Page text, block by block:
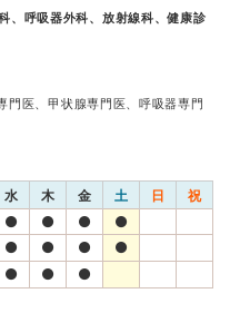
、呼吸器外科、放射線科、健康診
門医、甲状腺専門医、呼吸器専門
水 木 金 土 日 祝